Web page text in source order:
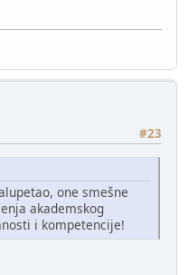
#23
one smešne
akademskog
i kompetencije!